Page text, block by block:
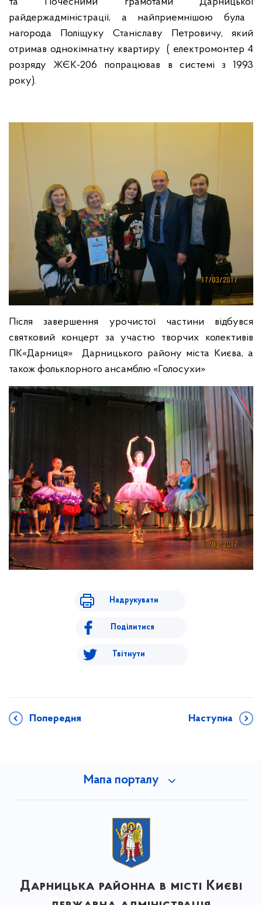
райдержадміністрації, а найприемнішою була
нагорода Поліщуку Станіславу Петровичу, який
отримав однокімнатну квартиру ( електромонтер 4
розряду ЖЄК-206 попрацював в системі з 1993
року).
Після завершення урочистої частини відбувся
святковий концерт за участю творчих колективів
ПК«Дарниця» Дарницького району міста Києва, а
також фольклорного ансамблю «Голосухи»
Надрукувати
Поділитися
Твітнути
Попередня Наступна
Мапа порталу
Дарницька районна в місті Києві